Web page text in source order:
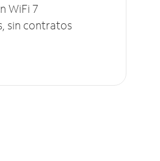
WiFi 7
sin contratos